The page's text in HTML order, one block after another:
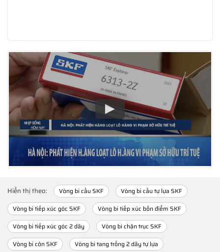
Hiển thị theo: Vòng bi cầu SKF
Vòng bi cầu tự lựa SKF
Vòng bi tiếp xúc góc SKF
Vòng bi tiếp xúc bốn điểm SKF
Vòng bi tiếp xúc góc 2 dãy
Vòng bi chặn trục SKF
Vòng bi côn SKF
Vòng bi tang trống 2 dãy tự lựa